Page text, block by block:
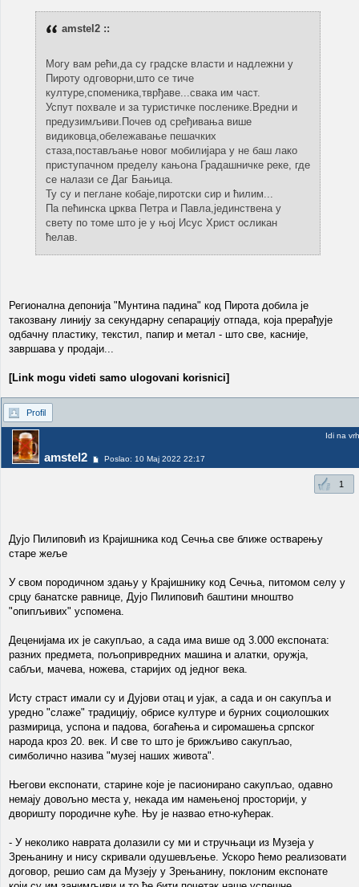
amstel2 ::
Могу вам рећи,да су градске власти и надлежни у
Пироту одговорни,што се тиче
културе,споменика,тврђаве...свака им част.
Успут похвале и за туристичке посленике.Вредни и
предузимљиви.Почев од сређивања више
видиковца,обележавање пешачких
стаза,постављање новог мобилијара у не баш лако
приступачном пределу кањона Градашничке реке, где
се налази се Даг Бањица.
Ту су и пеглане кобаје,пиротски сир и ћилим...
Па пећинска црква Петра и Павла,јединствена у
свету по томе што је у њој Исус Христ осликан
ћелав.
Регионална депонија "Мунтина падина" код Пирота добила је
такозвану линију за секундарну сепарацију отпада, која прерађује
одбачну пластику, текстил, папир и метал - што све, касније,
завршава у продаји...
[Link mogu videti samo ulogovani korisnici]
Profil
amstel2 Poslao: 10 Maj 2022 22:17
Idi na vrh
1
Дујо Пилиповић из Крајишника код Сечња све ближе остварењу
старе жеље
У свом породичном здању у Крајишнику код Сечња, питомом селу у
срцу банатске равнице, Дујо Пилиповић баштини мноштво
"опипљивих" успомена.
Деценијама их је сакупљао, а сада има више од 3.000 експоната:
разних предмета, пољопривредних машина и алатки, оружја,
сабљи, мачева, ножева, старијих од једног века.
Исту страст имали су и Дујови отац и ујак, а сада и он сакупља и
уредно "слаже" традицију, обрисе културе и бурних социолошких
размирица, успона и падова, богаћења и сиромашења српског
народа кроз 20. век. И све то што је брижљиво сакупљао,
симболично назива "музеј наших живота".
Његови експонати, старине које је пасионирано сакупљао, одавно
немају довољно места у, некада им намењеној просторији, у
дворишту породичне куће. Њу је назвао етно-кућерак.
- У неколико наврата долазили су ми и стручњаци из Музеја у
Зрењанину и нису скривали одушевљење. Ускоро ћемо реализовати
договор, решио сам да Музеју у Зрењанину, поклоним експонате